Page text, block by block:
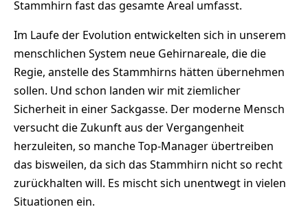
Stammhirn fast das gesamte Areal umfasst.
Im Laufe der Evolution entwickelten sich in unserem
menschlichen System neue Gehirnareale, die die
Regie, anstelle des Stammhirns hätten übernehmen
sollen. Und schon landen wir mit ziemlicher
Sicherheit in einer Sackgasse. Der moderne Mensch
versucht die Zukunft aus der Vergangenheit
herzuleiten, so manche Top-Manager übertreiben
das bisweilen, da sich das Stammhirn nicht so recht
zurückhalten will. Es mischt sich unentwegt in vielen
Situationen ein.